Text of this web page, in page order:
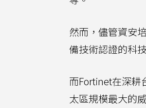
然而，儘管資安
備技術認證的科
而Fortinet在深耕
太區規模最大的